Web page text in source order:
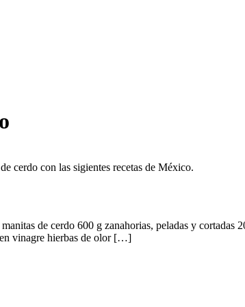
cerdo con las sigientes recetas de México.
de cerdo 600 g zanahorias, peladas y cortadas
en vinagre hierbas de olor […]